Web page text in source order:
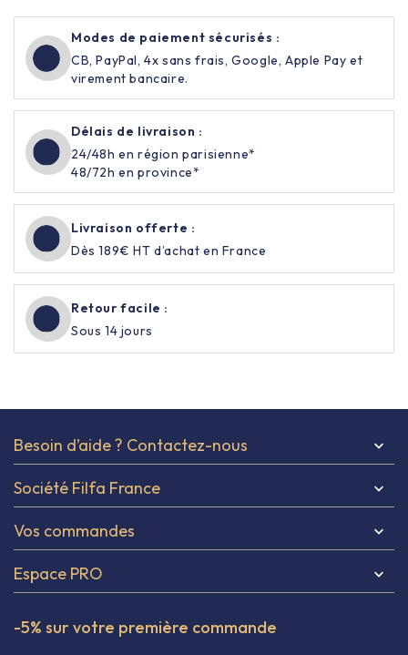
Modes de paiement sécurisés :
CB, PayPal, 4x sans frais, Google, Apple Pay et
virement bancaire.
Délais de livraison :
24/48h en région parisienne*
48/72h en province*
Livraison offerte :
Dès 189€ HT d’achat en France
Retour facile :
Sous 14 jours
Besoin d’aide ? Contactez-nous 
Société Filfa France 
Vos commandes 
Espace PRO 
-5% sur votre première commande